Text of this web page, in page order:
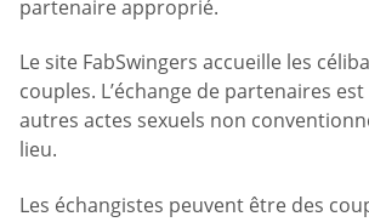
partenaire approprié.
Le site FabSwingers accueille les
couples. L’échange de partenaires
autres actes sexuels non
lieu.
Les échangistes peuvent être des